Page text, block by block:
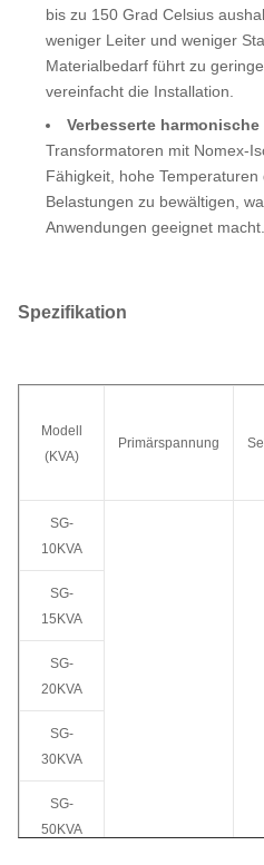
bis zu 150 Grad Celsius
weniger Leiter und weniger
Materialbedarf führt zu
vereinfacht die Installation.
Verbesserte
Transformatoren mit Nomex-
Fähigkeit, hohe
Belastungen zu bewältigen,
Anwendungen geeignet macht.
Spezifikation
Modell
(KVA)
Primärspannung
SG-
10KVA
SG-
15KVA
SG-
20KVA
SG-
30KVA
SG-
50KVA